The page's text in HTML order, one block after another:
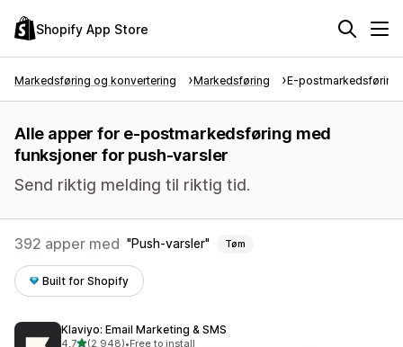
Shopify App Store
Markedsføring og konvertering Markedsføring E-postmarkedsføring
Alle apper for e-postmarkedsføring med
funksjoner for push-varsler
Send riktig melding til riktig tid.
392 apper med Push-varsler Tøm
Built for Shopify
Klaviyo: Email Marketing & SMS
4,7av 5 stjerner
(2 948)•Free to install